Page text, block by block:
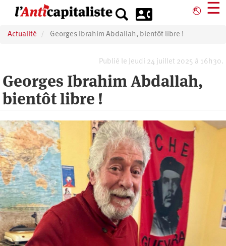
principal
⎋ ☰
Actualité Georges Ibrahim Abdallah, bientôt libre !
Publié le Jeudi 24 juillet 2025 à 16h30.
Georges Ibrahim Abdallah,
bientôt libre !